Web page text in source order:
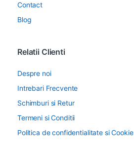
Contact
Blog
Relatii Clienti
Despre noi
Intrebari Frecvente
Schimburi si Retur
Termeni si Conditii
Politica de confidentialitate si Cookie